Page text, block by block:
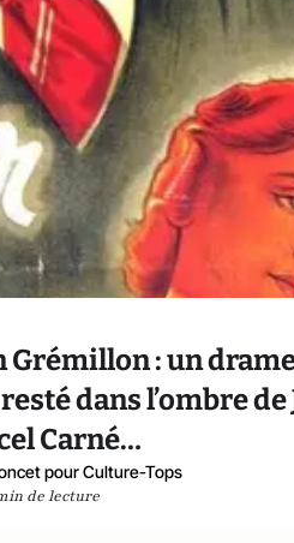
: un
dans l’ombre de
Carné…
pour Culture-Tops
de lecture